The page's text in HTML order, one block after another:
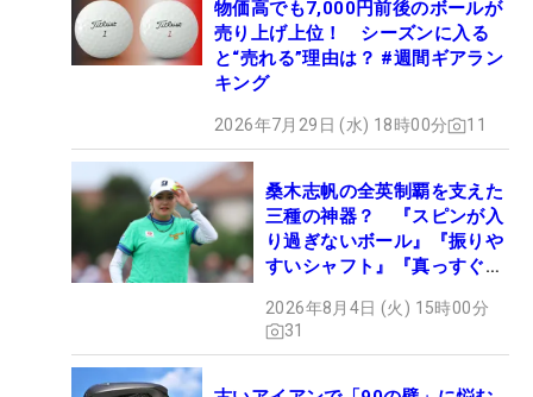
物価高でも7,000円前後のボールが
売り上げ上位！ シーズンに入る
と“売れる”理由は？ #週間ギアラン
キング
2026年7月29日 (水) 18時00分 11
桑木志帆の全英制覇を支えた
三種の神器？ 『スピンが入
り過ぎないボール』『振りや
すいシャフト』『真っすぐ飛
セッティング
2026年8月4日 (火) 15時00分
31